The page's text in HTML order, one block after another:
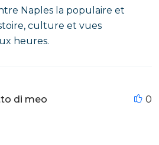
Naples la populaire et
culture et vues
heures.
di meo 0